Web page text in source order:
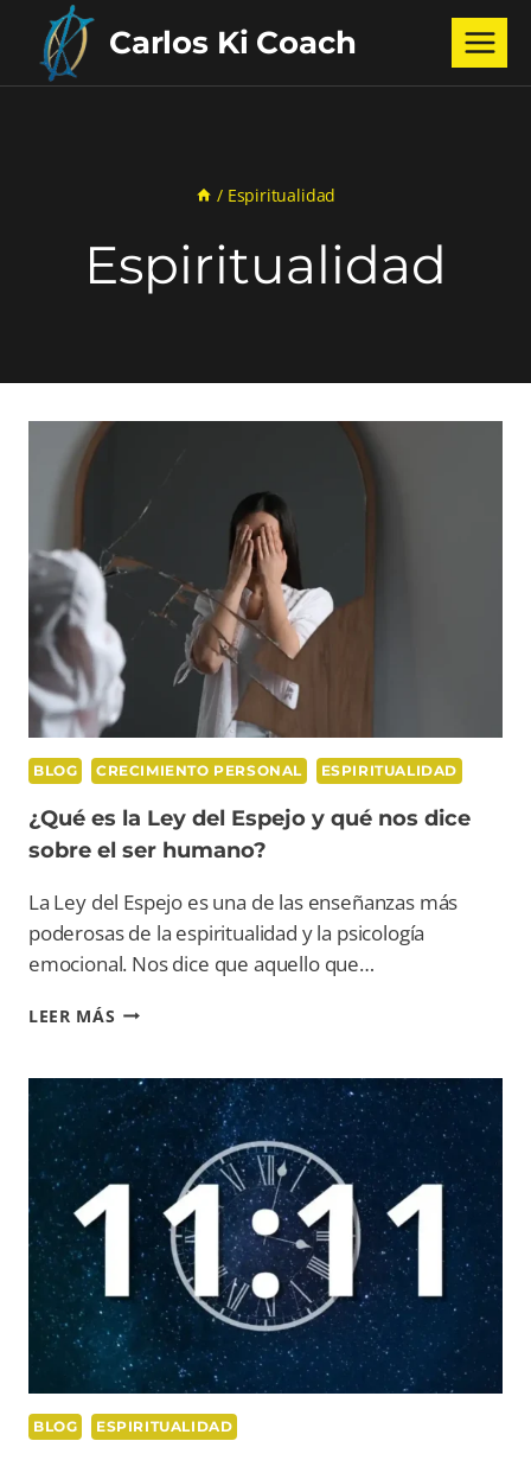
contenido
Carlos Ki Coach
/ Espiritualidad
Espiritualidad
BLOG CRECIMIENTO PERSONAL ESPIRITUALIDAD
¿Qué es la Ley del Espejo y qué nos dice
sobre el ser humano?
La Ley del Espejo es una de las enseñanzas más
poderosas de la espiritualidad y la psicología
emocional. Nos dice que aquello que…
LEER MÁS ¿QUÉ
LEY
DEL
ESPEJO
Y
QUÉ
SOBRE
EL
SER
HUMANO?
BLOG ESPIRITUALIDAD